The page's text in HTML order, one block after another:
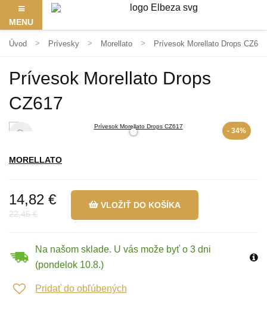
MENU
Úvod Prívesky Morellato Prívesok Morellato Drops CZ617
Prívesok Morellato Drops
CZ617
- 34%
MORELLATO
14,82 €
22,45 €
VLOŽIŤ DO KOŠÍKA
Na našom sklade. U vás može byť o 3 dni
(pondelok 10.8.)
Pridať do obľúbených